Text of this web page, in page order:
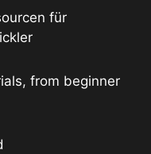
für
from beginner